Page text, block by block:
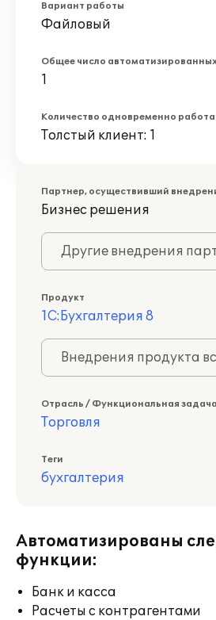
Вариант работы
Файловый
Общее число
1
Количество одновременно
Толстый клиент: 1
Партнер, осуществивший
Бизнес решения
Другие внедрения
Продукт
1С:Бухгалтерия 8
Внедрения продукта
Отрасль / Функциональная задача
Торговля
Теги
бухгалтерия
Автоматизированы
функции:
Банк и касса
Расчеты с контрагентами